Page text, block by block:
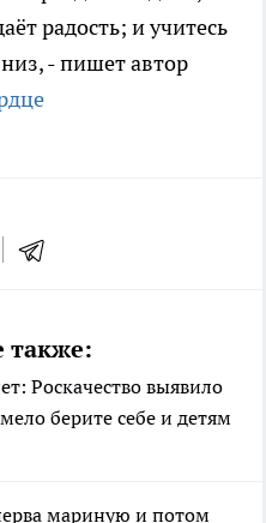
радость; и учитесь
- пишет автор
также:
Роскачество выявило
берите себе и детям
мариную и потом